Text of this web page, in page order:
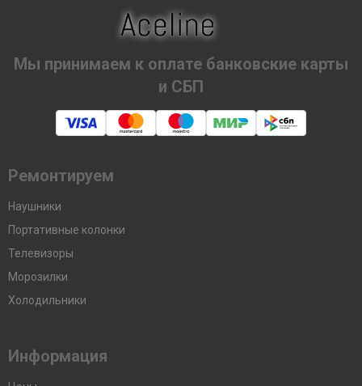
Мы принимаем к оплате банковские карты
и СБП
Ремонтируем
Наушники
Портативные колонки
Телевизоры
Морозилки
Холодильники
Информация